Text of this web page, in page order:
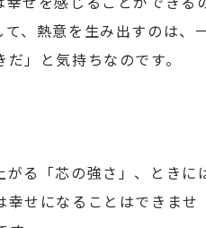
、熱意を生み出すのは、
」と気持ちなのです。
る「芯の強さ」、ときに
せになることはできませ